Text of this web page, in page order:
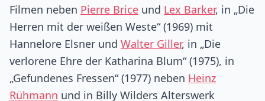
Filmen neben Pierre Brice und Lex Barker, in „Die
Herren mit der weißen Weste“ (1969) mit
Hannelore Elsner und Walter Giller, in „Die
verlorene Ehre der Katharina Blum“ (1975), in
„Gefundenes Fressen“ (1977) neben Heinz
Rühmann und in Billy Wilders Alterswerk